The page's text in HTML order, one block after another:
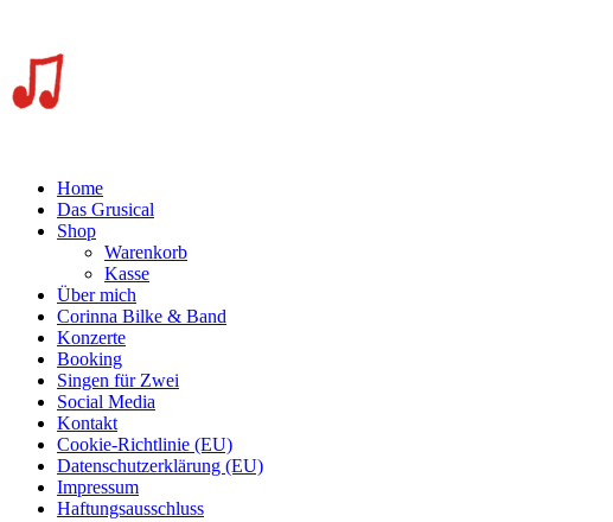
Home
Das Grusical
Shop
Warenkorb
Kasse
Über mich
Corinna Bilke & Band
Konzerte
Booking
Singen für Zwei
Social Media
Kontakt
Cookie-Richtlinie (EU)
Datenschutzerklärung (EU)
Impressum
Haftungsausschluss